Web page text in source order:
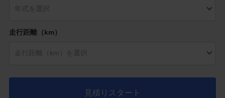
走行距離（km）
見積りスタート